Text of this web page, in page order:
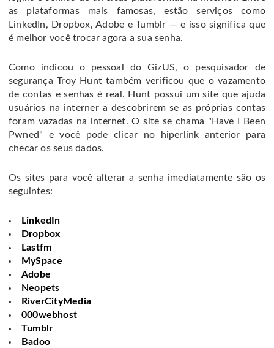
as plataformas mais famosas, estão serviços como
LinkedIn, Dropbox, Adobe e Tumblr — e isso significa que
é melhor você trocar agora a sua senha.
Como indicou o pessoal do GizUS, o pesquisador de
segurança Troy Hunt também verificou que o vazamento
de contas e senhas é real. Hunt possui um site que ajuda
usuários na interner a descobrirem se as próprias contas
foram vazadas na internet. O site se chama "Have I Been
Pwned" e você pode clicar no hiperlink anterior para
checar os seus dados.
Os sites para você alterar a senha imediatamente são os
seguintes:
LinkedIn
Dropbox
Lastfm
MySpace
Adobe
Neopets
RiverCityMedia
000webhost
Tumblr
Badoo